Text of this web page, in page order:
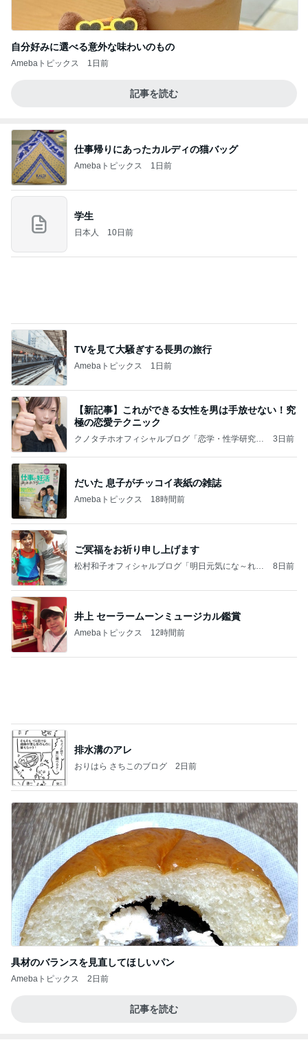
仕事帰りにあったカルディの猫バッグ
Amebaトピックス 1日前
10日前
TVを見て大騒ぎする長男の旅行
Amebaトピックス 1日前
【新記事】これができる女性を男は手放せない！究
極の恋愛テクニック
クノタチホオフィシャルブログ「恋学・性学研究
ご冥福をお祈り申し上げます
松村和子オフィシャルブログ「明日元気にな～れ」
井上 セーラームーンミュージカル鑑賞
排水溝のアレ
おりはら さちこのブログ 2日前
具材のバランスを見直してほしいパン
Amebaトピックス
記事を読む